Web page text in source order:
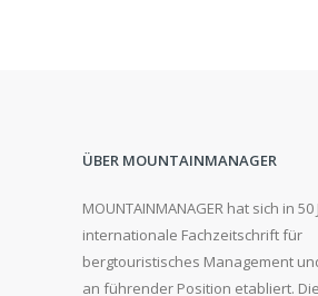
ÜBER MOUNTAINMANAGER
MOUNTAINMANAGER hat sich in
internationale Fachzeitschrift für
bergtouristisches Management
an führender Position etabliert. Die